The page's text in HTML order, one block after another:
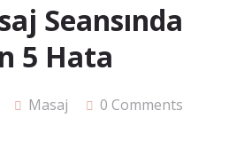
Seansında
5 Hata
Masaj 0 Comments